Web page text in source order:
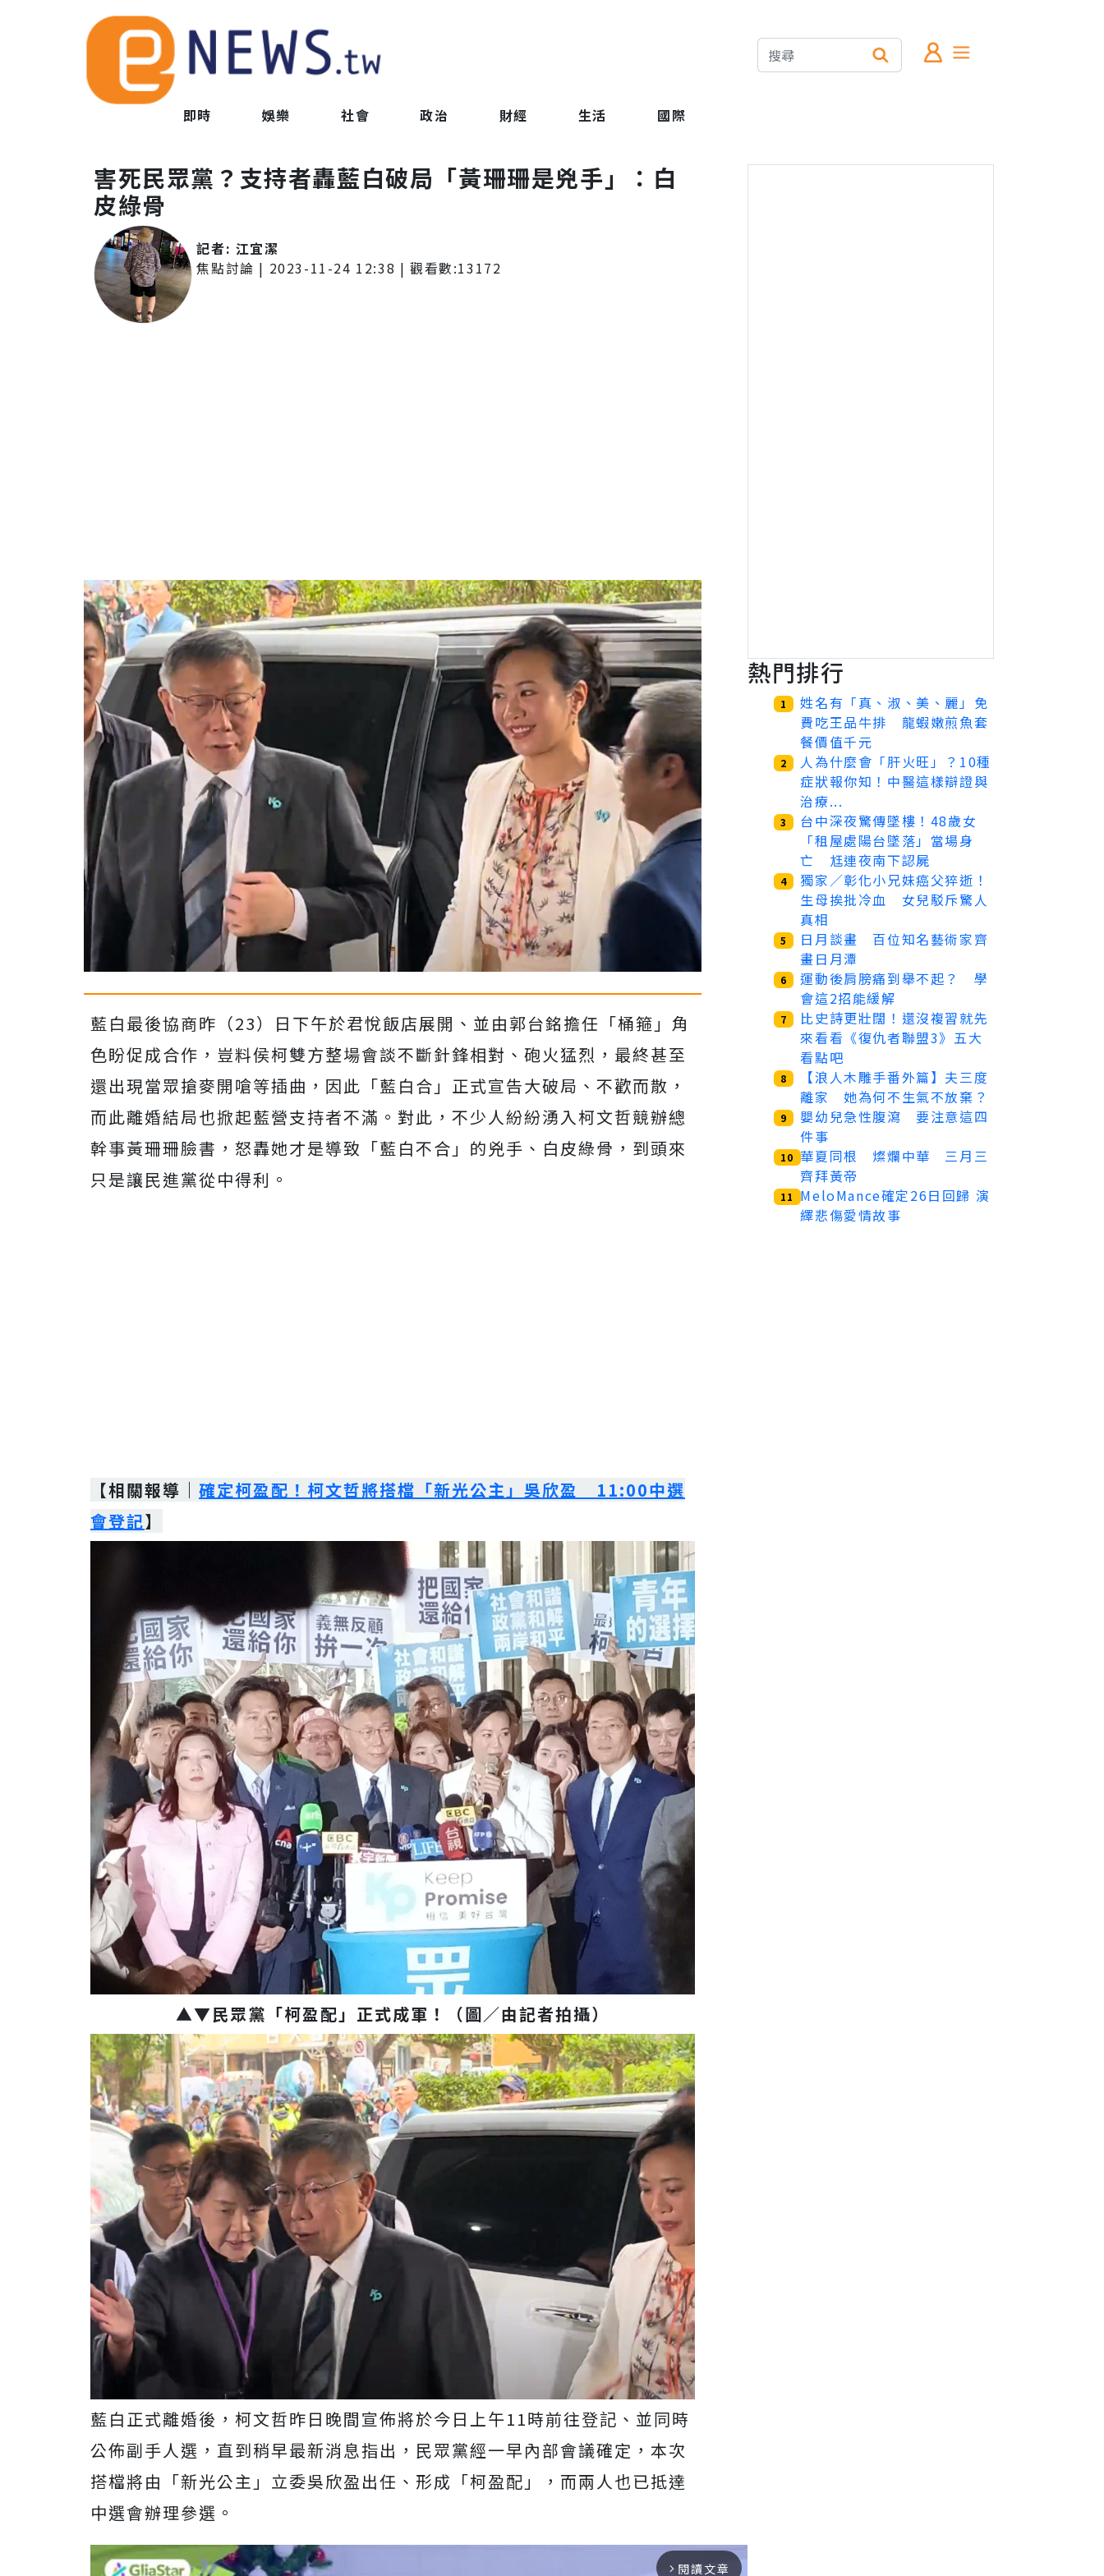
即時 娛樂 社會 政治 財經 生活 國際
害死民眾黨？支持者轟藍白破局「黃珊珊是兇手」：白
皮綠骨
記者: 江宜潔
焦點討論 | 2023-11-24 12:38 | 觀看數:13172
藍白最後協商昨（23）日下午於君悅飯店展開、並由郭台銘擔任「桶箍」角
色盼促成合作，豈料侯柯雙方整場會談不斷針鋒相對、砲火猛烈，最終甚至
還出現當眾搶麥開嗆等插曲，因此「藍白合」正式宣告大破局、不歡而散，
而此離婚結局也掀起藍營支持者不滿。對此，不少人紛紛湧入柯文哲競辦總
幹事黃珊珊臉書，怒轟她才是導致「藍白不合」的兇手、白皮綠骨，到頭來
只是讓民進黨從中得利。
【相關報導｜ 確定柯盈配！柯文哲將搭檔「新光公主」吳欣盈 11:00中選
會登記】
▲▼民眾黨「柯盈配」正式成軍！（圖／由記者拍攝）
藍白正式離婚後，柯文哲昨日晚間宣佈將於今日上午11時前往登記、並同時
公佈副手人選，直到稍早最新消息指出，民眾黨經一早內部會議確定，本次
搭檔將由「新光公主」立委吳欣盈出任、形成「柯盈配」，而兩人也已抵達
中選會辦理參選。
arrow_forward_ios 閱讀文章
熱門排行
1
姓名有「真、淑、美、麗」免
費吃王品牛排 龍蝦嫩煎魚套
餐價值千元
2
人為什麼會「肝火旺」？10種
症狀報你知！中醫這樣辯證與
治療...
3
台中深夜驚傳墜樓！48歲女
「租屋處陽台墜落」當場身
亡 尪連夜南下認屍
4
獨家／彰化小兄妹癌父猝逝！
生母挨批冷血 女兒駁斥驚人
真相
5
日月談畫 百位知名藝術家齊
畫日月潭
6
運動後肩膀痛到舉不起？ 學
會這2招能緩解
7
比史詩更壯闊！還沒複習就先
來看看《復仇者聯盟3》五大
看點吧
8
【浪人木雕手番外篇】夫三度
離家 她為何不生氣不放棄？
9
嬰幼兒急性腹瀉 要注意這四
件事
10 華夏同根 燦爛中華 三月三
齊拜黃帝
11
MeloMance確定26日回歸 演
繹悲傷愛情故事